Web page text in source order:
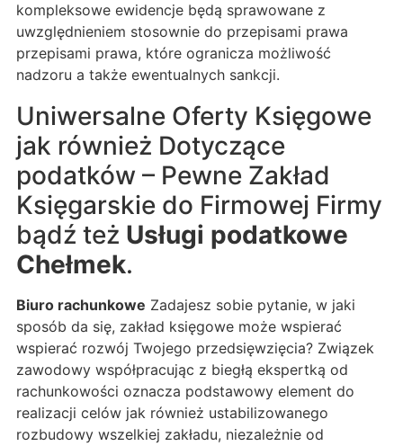
kompleksowe ewidencje będą sprawowane z
uwzględnieniem stosownie do przepisami prawa
przepisami prawa, które ogranicza możliwość
nadzoru a także ewentualnych sankcji.
Uniwersalne Oferty Księgowe
jak również Dotyczące
podatków – Pewne Zakład
Księgarskie do Firmowej Firmy
bądź też Usługi podatkowe
Chełmek.
Biuro rachunkowe Zadajesz sobie pytanie, w jaki
sposób da się, zakład księgowe może wspierać
wspierać rozwój Twojego przedsięwzięcia? Związek
zawodowy współpracując z biegłą ekspertką od
rachunkowości oznacza podstawowy element do
realizacji celów jak również ustabilizowanego
rozbudowy wszelkiej zakładu, niezależnie od